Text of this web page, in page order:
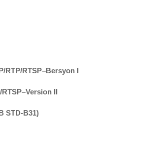
RTP/RTSP–Bersyon I
II
STD-B31)